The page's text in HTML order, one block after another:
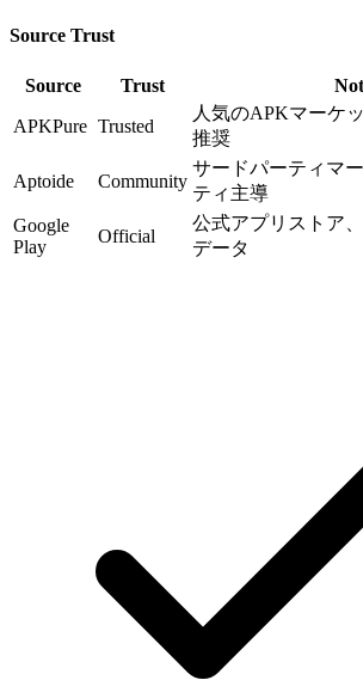
Source Trust
Source Trust
APKPure Trusted
人気のAPKマーケ
推奨
Aptoide Community
サードパーティマ
ティ主導
Google
Play
Official
公式アプリストア
データ